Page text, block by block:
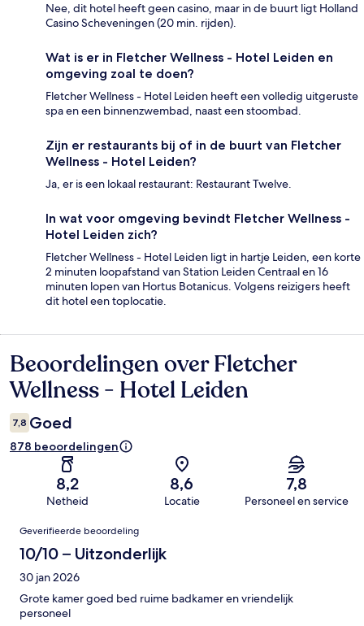
Nee, dit hotel heeft geen casino, maar in de buurt ligt Holland
Casino Scheveningen (20 min. rijden).
Wat is er in Fletcher Wellness - Hotel Leiden en
omgeving zoal te doen?
Fletcher Wellness - Hotel Leiden heeft een volledig uitgeruste
spa en een binnenzwembad, naast een stoombad.
Zijn er restaurants bij of in de buurt van Fletcher
Wellness - Hotel Leiden?
Ja, er is een lokaal restaurant: Restaurant Twelve.
In wat voor omgeving bevindt Fletcher Wellness -
Hotel Leiden zich?
Fletcher Wellness - Hotel Leiden ligt in hartje Leiden, een korte
2 minuten loopafstand van Station Leiden Centraal en 16
minuten lopen van Hortus Botanicus. Volgens reizigers heeft
dit hotel een toplocatie.
Beoordelingen
Beoordelingen over Fletcher
Wellness - Hotel Leiden
7,8 Goed
878 beoordelingen
8,2
Netheid
8,6
Locatie
7,8
Personeel en service
Beoordelingen
Geverifieerde beoordeling
10/10 – Uitzonderlijk
30 jan 2026
Grote kamer goed bed ruime badkamer en vriendelijk
personeel